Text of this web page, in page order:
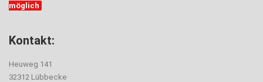
möglich
Kontakt:
Heuweg 141
32312 Lübbecke